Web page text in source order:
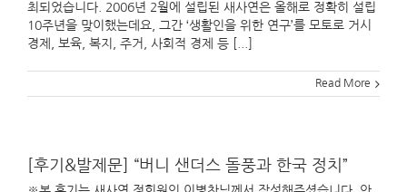
최되었습니다. 2006년 2월에 설립된 새사연은 올해로 정확히 설립
10주년을 맞이했는데요, 그간 ‘생활인을 위한 연구’를 모토로 거시
경제, 보육, 복지, 주거, 사회적 경제 등 [...]
Read More
[후기&발제문] “버니 샌더스 돌풍과 한국 정치”